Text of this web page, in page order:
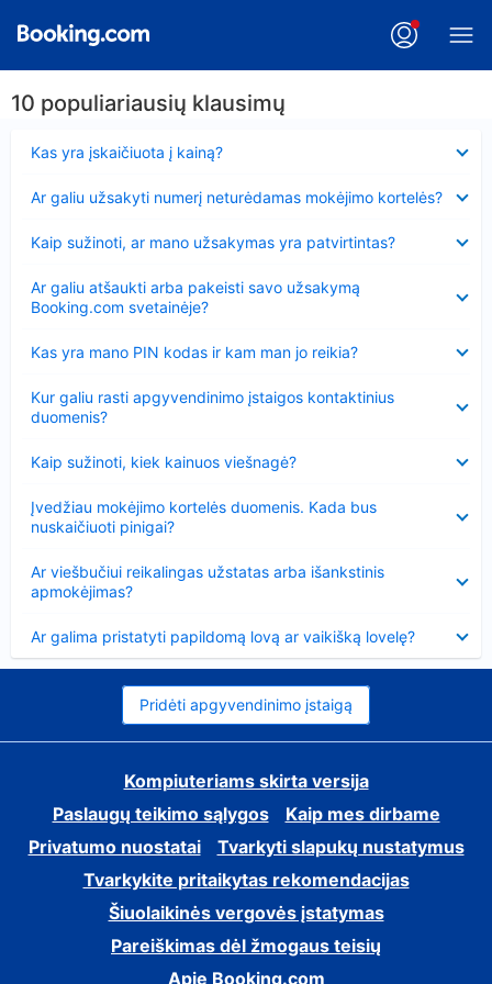
10 populiariausių klausimų
Kas yra įskaičiuota į kainą?
Ar galiu užsakyti numerį neturėdamas mokėjimo kortelės?
Kaip sužinoti, ar mano užsakymas yra patvirtintas?
Ar galiu atšaukti arba pakeisti savo užsakymą
Booking.com svetainėje?
Kas yra mano PIN kodas ir kam man jo reikia?
Kur galiu rasti apgyvendinimo įstaigos kontaktinius
duomenis?
Kaip sužinoti, kiek kainuos viešnagė?
Įvedžiau mokėjimo kortelės duomenis. Kada bus
nuskaičiuoti pinigai?
Ar viešbučiui reikalingas užstatas arba išankstinis
apmokėjimas?
Ar galima pristatyti papildomą lovą ar vaikišką lovelę?
Pridėti apgyvendinimo įstaigą
Kompiuteriams skirta versija
Paslaugų teikimo sąlygos
Kaip mes dirbame
Privatumo nuostatai
Tvarkyti slapukų nustatymus
Tvarkykite pritaikytas rekomendacijas
Šiuolaikinės vergovės įstatymas
Pareiškimas dėl žmogaus teisių
Apie Booking.com